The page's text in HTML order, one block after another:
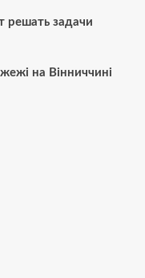
решать задачи
на Вінниччині